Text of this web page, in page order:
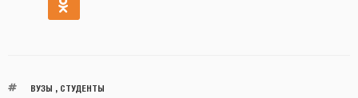
ВУЗЫ , СТУДЕНТЫ